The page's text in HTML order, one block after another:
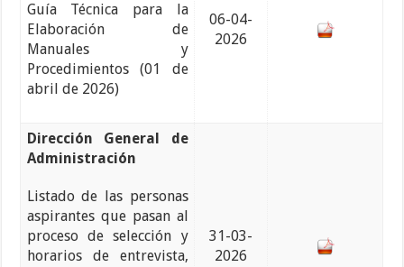
Guía Técnica para la
Elaboración de
Manuales y
Procedimientos (01 de
abril de 2026)
06-04-
2026
Dirección General de
Administración
Listado de las personas
aspirantes que pasan al
proceso de selección y
horarios de entrevista,
31-03-
2026